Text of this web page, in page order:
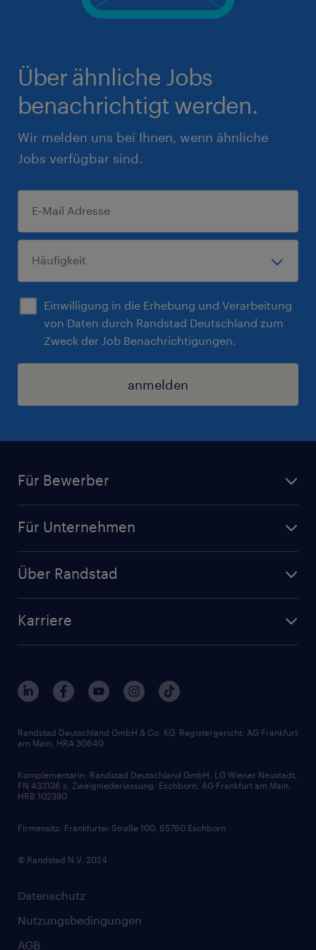
Über ähnliche Jobs
benachrichtigt werden.
Wir melden uns bei Ihnen, wenn ähnliche
Jobs verfügbar sind.
Einwilligung in die Erhebung und Verarbeitung
von Daten durch Randstad Deutschland zum
Zweck der Job Benachrichtigungen.
anmelden
Für Bewerber
Initiativbewerbung
Randstad Akademie
Für Unternehmen
Branchen
Über Randstad
Interne Karriere
FAQ - Bewerber / Kunden
Zertifikate und Auszeichnungen
Karriere
Berufsprofile
Gehaltsthemen
Bewerbungsratgeber
Soft Skills
Skills
Datenschutz
Nutzungsbedingungen
AGB
Randstad Deutschland GmbH & Co. KG, Registergericht: AG Frankfurt
am Main, HRA 30640
Komplementärin: Randstad Deutschland GmbH, LG Wiener Neustadt,
FN 433136 s, Zweigniederlassung: Eschborn, AG Frankfurt am Main,
HRB 102380
Firmensitz: Frankfurter Straße 100, 65760 Eschborn
© Randstad N.V. 2024